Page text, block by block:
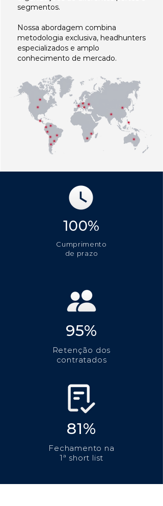
segmentos.
Nossa abordagem combina
metodologia exclusiva, headhunters
especializados e amplo
conhecimento de mercado.
100%
Cumprimento
de prazo
95%
Retenção dos
contratados
81%
Fechamento na
1ª short list